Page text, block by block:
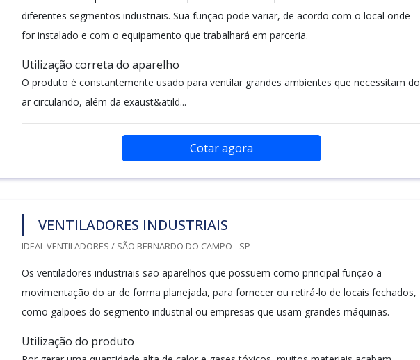
diferentes segmentos industriais. Sua função pode variar, de acordo com o local onde
for instalado e com o equipamento que trabalhará em parceria.
Utilização correta do aparelho
O produto é constantemente usado para ventilar grandes ambientes que necessitam do
ar circulando, além da exaust&atild...
Cotar agora
VENTILADORES INDUSTRIAIS
IDEAL VENTILADORES / SÃO BERNARDO DO CAMPO - SP
Os ventiladores industriais são aparelhos que possuem como principal função a
movimentação do ar de forma planejada, para fornecer ou retirá-lo de locais fechados,
como galpões do segmento industrial ou empresas que usam grandes máquinas.
Utilização do produto